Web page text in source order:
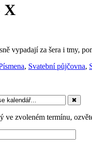
X
vypadají za šera i tmy,
, Svatební půjčovna,
✖
zvoleném termínu,